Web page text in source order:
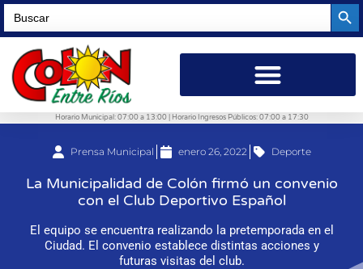
Search
for:
Horario Municipal: 07:00 a 13:00 | Horario Ingresos Públicos: 07:00 a 17:30
Prensa Municipal enero 26, 2022 Deporte
La Municipalidad de Colón firmó un convenio
con el Club Deportivo Español
El equipo se encuentra realizando la pretemporada en el
Ciudad. El convenio establece distintas acciones y
futuras visitas del club.